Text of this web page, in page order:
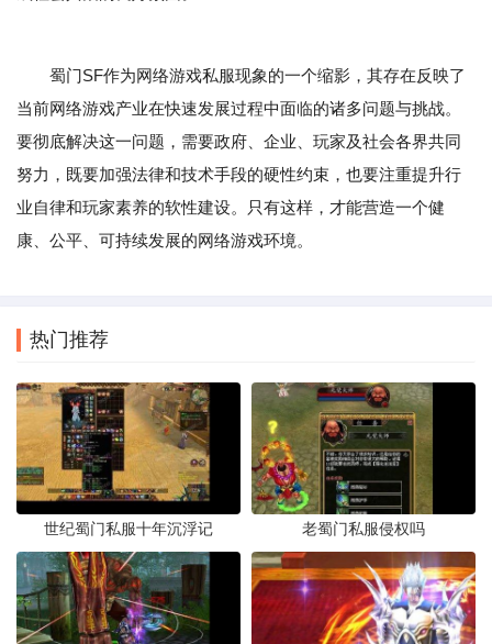
蜀门SF作为网络游戏私服现象的一个缩影，其存在反映了
当前网络游戏产业在快速发展过程中面临的诸多问题与挑战。
要彻底解决这一问题，需要政府、企业、玩家及社会各界共同
努力，既要加强法律和技术手段的硬性约束，也要注重提升行
业自律和玩家素养的软性建设。只有这样，才能营造一个健
康、公平、可持续发展的网络游戏环境。
热门推荐
世纪蜀门私服十年沉浮记 老蜀门私服侵权吗